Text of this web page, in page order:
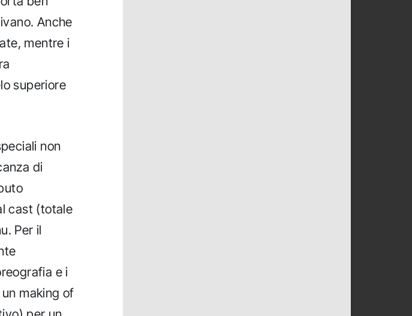
Anche
mentre i
superiore
non
di
cast (totale
Per il
e i
making of